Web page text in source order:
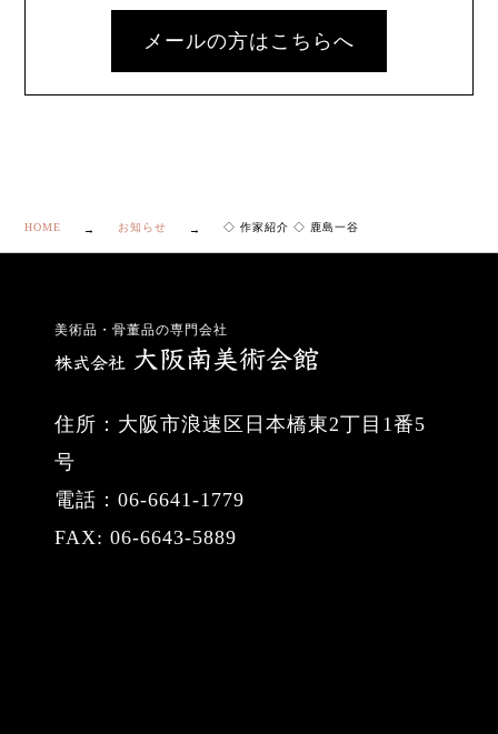
メールの方はこちらへ
HOME お知らせ ◇ 作家紹介 ◇ 鹿島一谷
美術品・骨董品の専門会社
住所：大阪市浪速区日本橋東2丁目1番5
号
電話：06-6641-1779
FAX: 06-6643-5889